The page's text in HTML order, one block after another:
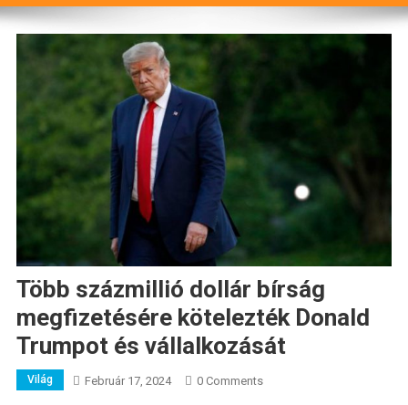
Több százmillió dollár bírság
megfizetésére kötelezték Donald
Trumpot és vállalkozását
Világ Február 17, 2024 0 Comments